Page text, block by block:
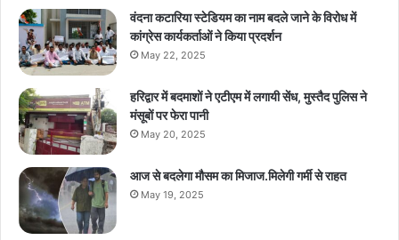
वंदना कटारिया स्टेडियम का नाम बदले जाने के विरोध में
कांग्रेस कार्यकर्ताओं ने किया प्रदर्शन
May 22, 2025
हरिद्वार में बदमाशों ने एटीएम में लगायी सेंध, मुस्तैद पुलिस ने
मंसूबों पर फेरा पानी
May 20, 2025
आज से बदलेगा मौसम का मिजाज.मिलेगी गर्मी से राहत
May 19, 2025